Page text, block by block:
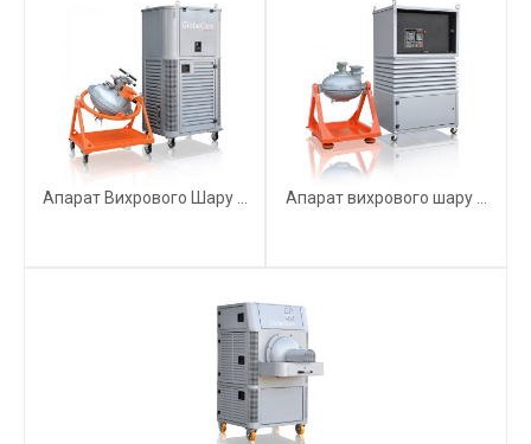
Апарат Вихрового Шару ... Апарат вихрового шару ...